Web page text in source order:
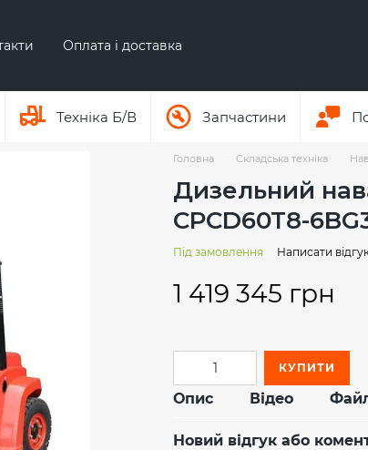
Оплата і доставка
Техніка Б/В Запчастини
Головна Складська техніка
Дизельний
CPCD60T8-
Під замовлення Написати
1 419 345 грн
КУПИТИ
Опис Відео
Новий відгук або